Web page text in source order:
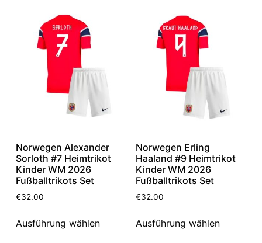
Norwegen Alexander
Sorloth #7 Heimtrikot
Kinder WM 2026
Fußballtrikots Set
€32.00
Ausführung wählen
Norwegen Erling
Haaland #9 Heimtrikot
Kinder WM 2026
Fußballtrikots Set
€32.00
Ausführung wählen